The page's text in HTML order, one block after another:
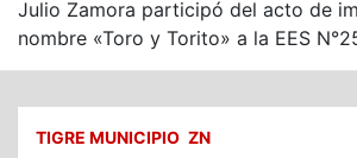
Julio Zamora participó del acto de
nombre «Toro y Torito» a la EES
TIGRE MUNICIPIO ZN